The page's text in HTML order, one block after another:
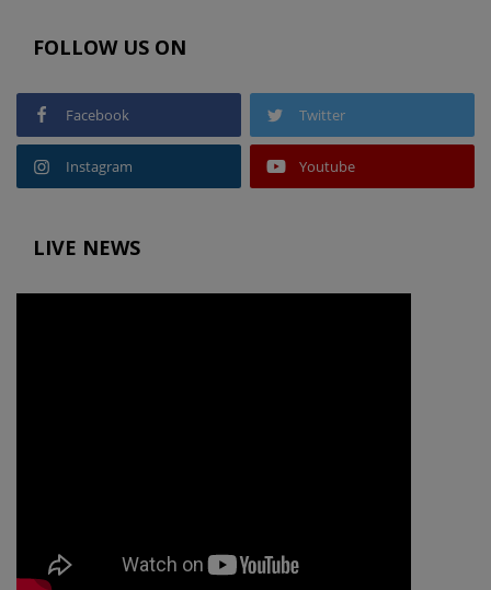
FOLLOW US ON
Facebook Twitter
Instagram Youtube
LIVE NEWS